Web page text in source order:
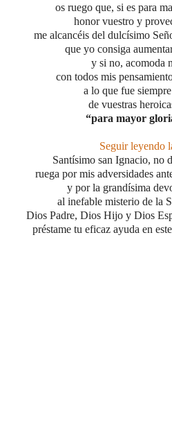
os ruego que, si es para
honor vuestro y
me alcancéis del dulcísimo
que yo consiga
y si no, acomoda
con todos mis
a lo que fue
de vuestras
“para mayor
Seguir leyendo
Santísimo san Ignacio, no
ruega por mis adversidades
y por la grandísima
al inefable misterio de la
Dios Padre, Dios Hijo y Dios
préstame tu eficaz ayuda en